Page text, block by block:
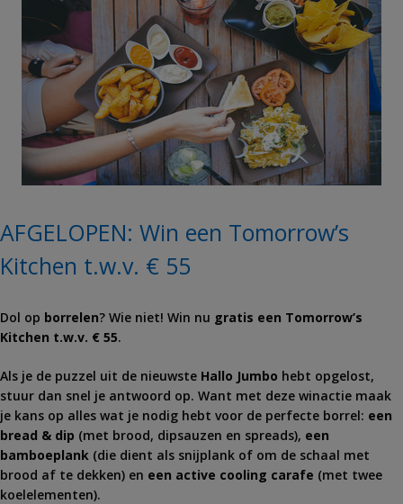
AFGELOPEN: Win een Tomorrow’s
Kitchen t.w.v. € 55
Dol op borrelen? Wie niet! Win nu gratis een Tomorrow’s
Kitchen t.w.v. € 55.
Als je de puzzel uit de nieuwste Hallo Jumbo hebt opgelost,
stuur dan snel je antwoord op. Want met deze winactie maak
je kans op alles wat je nodig hebt voor de perfecte borrel: een
bread & dip (met brood, dipsauzen en spreads), een
bamboeplank (die dient als snijplank of om de schaal met
brood af te dekken) en een active cooling carafe (met twee
koelelementen).